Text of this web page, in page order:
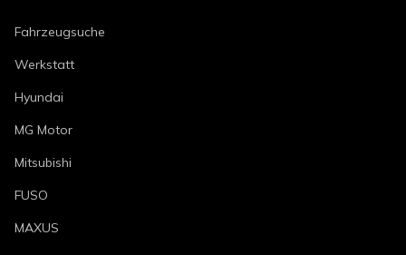
Fahrzeugsuche
Werkstatt
Hyundai
MG Motor
Mitsubishi
FUSO
MAXUS